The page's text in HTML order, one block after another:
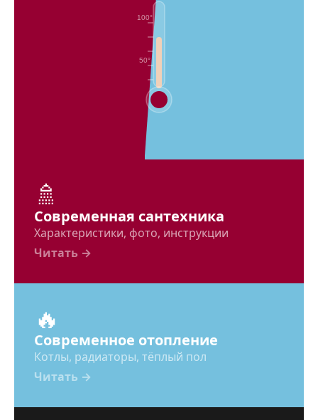
100°
50°
🚿
Современная сантехника
Характеристики, фото, инструкции
Читать →
🔥
Современное отопление
Котлы, радиаторы, тёплый пол
Читать →